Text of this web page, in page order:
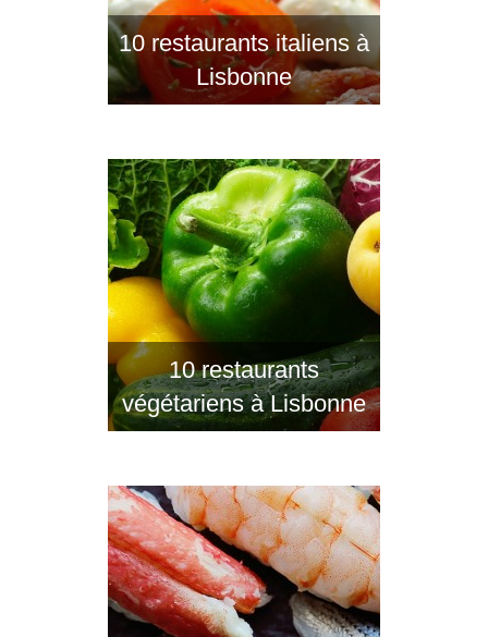
10 restaurants italiens à
Lisbonne
10 restaurants
végétariens à Lisbonne